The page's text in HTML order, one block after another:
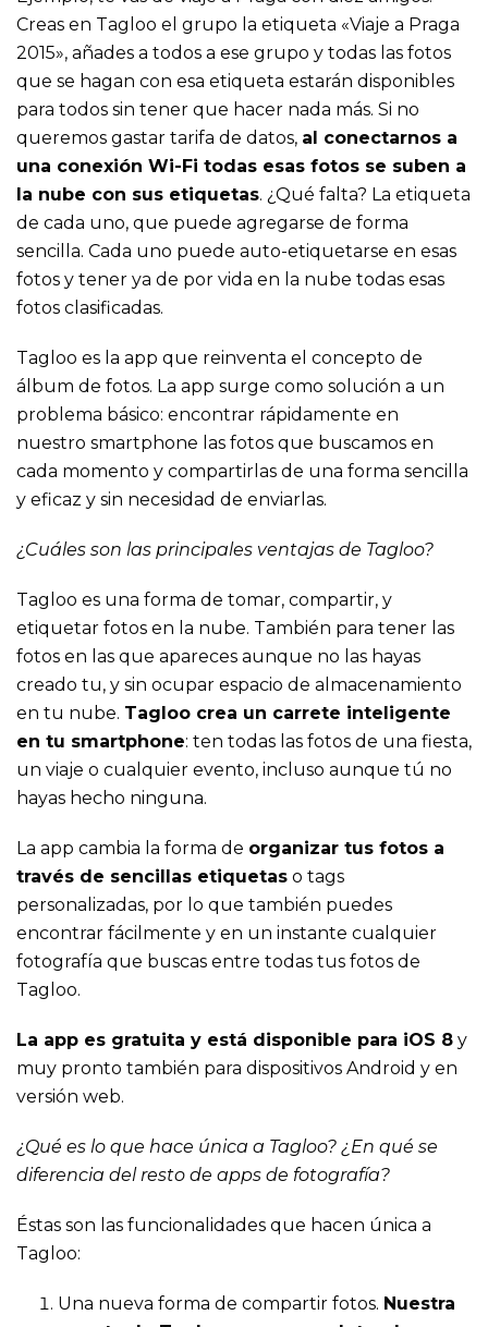
Creas en Tagloo el grupo la etiqueta «Viaje a Praga
2015», añades a todos a ese grupo y todas las fotos
que se hagan con esa etiqueta estarán disponibles
para todos sin tener que hacer nada más. Si no
queremos gastar tarifa de datos, al conectarnos a
una conexión Wi-Fi todas esas fotos se suben a
la nube con sus etiquetas. ¿Qué falta? La etiqueta
de cada uno, que puede agregarse de forma
sencilla. Cada uno puede auto-etiquetarse en esas
fotos y tener ya de por vida en la nube todas esas
fotos clasificadas.
Tagloo es la app que reinventa el concepto de
álbum de fotos. La app surge como solución a un
problema básico: encontrar rápidamente en
nuestro smartphone las fotos que buscamos en
cada momento y compartirlas de una forma sencilla
y eficaz y sin necesidad de enviarlas.
¿Cuáles son las principales ventajas de Tagloo?
Tagloo es una forma de tomar, compartir, y
etiquetar fotos en la nube. También para tener las
fotos en las que apareces aunque no las hayas
creado tu, y sin ocupar espacio de almacenamiento
en tu nube. Tagloo crea un carrete inteligente
en tu smartphone: ten todas las fotos de una fiesta,
un viaje o cualquier evento, incluso aunque tú no
hayas hecho ninguna.
La app cambia la forma de organizar tus fotos a
través de sencillas etiquetas o tags
personalizadas, por lo que también puedes
encontrar fácilmente y en un instante cualquier
fotografía que buscas entre todas tus fotos de
Tagloo.
La app es gratuita y está disponible para iOS 8 y
muy pronto también para dispositivos Android y en
versión web.
¿Qué es lo que hace única a Tagloo? ¿En qué se
diferencia del resto de apps de fotografía?
Éstas son las funcionalidades que hacen única a
Tagloo:
Una nueva forma de compartir fotos. Nuestra